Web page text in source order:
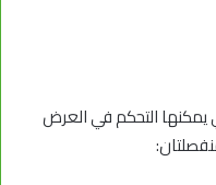
التحكم في العرض